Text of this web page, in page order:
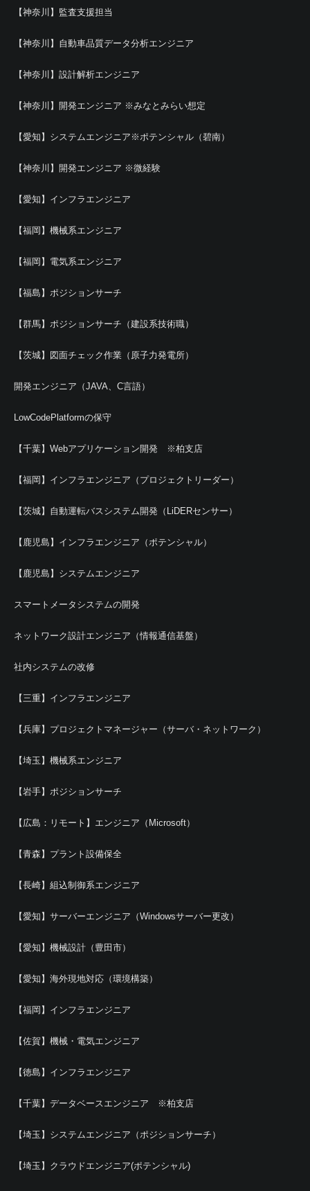
【神奈川】監査支援担当
【神奈川】自動車品質データ分析エンジニア
【神奈川】設計解析エンジニア
【神奈川】開発エンジニア ※みなとみらい想定
【愛知】システムエンジニア※ポテンシャル（碧南）
【神奈川】開発エンジニア ※微経験
【愛知】インフラエンジニア
【福岡】機械系エンジニア
【福岡】電気系エンジニア
【福島】ポジションサーチ
【群馬】ポジションサーチ（建設系技術職）
【茨城】図面チェック作業（原子力発電所）
開発エンジニア（JAVA、C言語）
LowCodePlatformの保守
【千葉】Webアプリケーション開発 ※柏支店
【福岡】インフラエンジニア（プロジェクトリーダー）
【茨城】自動運転バスシステム開発（LiDERセンサー）
【鹿児島】インフラエンジニア（ポテンシャル）
【鹿児島】システムエンジニア
スマートメータシステムの開発
ネットワーク設計エンジニア（情報通信基盤）
社内システムの改修
【三重】インフラエンジニア
【兵庫】プロジェクトマネージャー（サーバ・ネットワーク）
【埼玉】機械系エンジニア
【岩手】ポジションサーチ
【広島：リモート】エンジニア（Microsoft）
【青森】プラント設備保全
【長崎】組込制御系エンジニア
【愛知】サーバーエンジニア（Windowsサーバー更改）
【愛知】機械設計（豊田市）
【愛知】海外現地対応（環境構築）
【福岡】インフラエンジニア
【佐賀】機械・電気エンジニア
【徳島】インフラエンジニア
【千葉】データベースエンジニア ※柏支店
【埼玉】システムエンジニア（ポジションサーチ）
【埼玉】クラウドエンジニア(ポテンシャル)